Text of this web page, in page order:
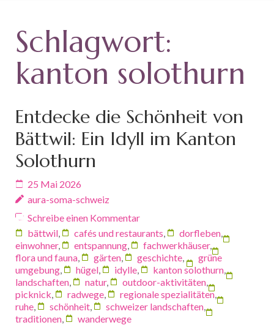
Schlagwort:
kanton solothurn
Entdecke die Schönheit von
Bättwil: Ein Idyll im Kanton
Solothurn
25 Mai 2026
aura-soma-schweiz
Schreibe einen Kommentar
bättwil
cafés und restaurants dorfleben
einwohner, entspannung fachwerkhäuser,
flora und fauna
gärten geschichte
grüne
umgebung
hügel idylle kanton solothurn
landschaften
natur, outdoor-aktivitäten
picknick
radwege regionale spezialitäten
ruhe
schönheit schweizer landschaften
traditionen
wanderwege